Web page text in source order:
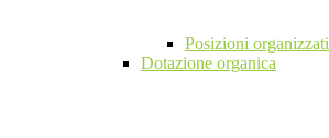
Posizioni
Dotazione organica